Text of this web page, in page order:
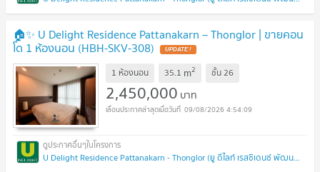
🏠✨ U Delight Residence Pattanakarn – Thonglor | ขายคอน
โด 1 ห้องนอน (HBH-SKV-308) UPDATE !
1 ห้องนอน 35.1 m2 ชั้น26
2,450,000 บาท
09/08/2026 4:54:09
U Delight Residence Pattanakarn - Thonglor (ยู ดีไลท์ เรสซิเดนซ์ พัฒนาการ - ทองหล่อ)